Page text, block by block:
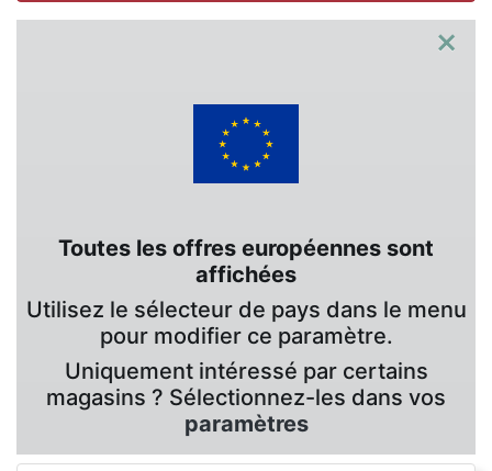
×
Toutes les offres européennes sont
affichées
Utilisez le sélecteur de pays dans le menu
pour modifier ce paramètre.
Uniquement intéressé par certains
magasins ? Sélectionnez-les dans vos
paramètres